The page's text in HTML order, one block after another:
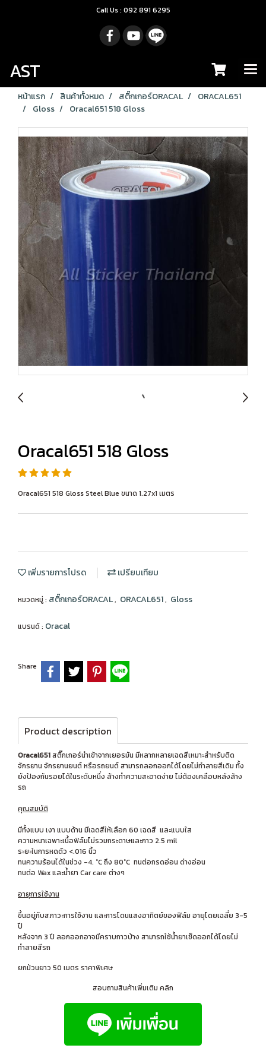
Call Us : 092 891 6295
AST
หน้าแรก สินค้าทั้งหมด สติ๊กเกอร์ORACAL
ORACAL651
Gloss
Oracal651 518 Gloss
Oracal651 518 Gloss
Oracal651 518 Gloss Steel Blue ขนาด 1.27x1 เมตร
เพิ่มรายการโปรด เปรียบเทียบ
หมวดหมู่ : สติ๊กเกอร์ORACAL, ORACAL651, Gloss
แบรนด์ : Oracal
Share
Product description
Oracal651สติ๊กเกอร์นำเข้าจากเยอรมัน มีหลากหลายเฉดสีเหมาะสำหรับติด
จักรยาน จักรยานยนต์ หรือรถยนต์ สามารถลอกออกได้โดยไม่ทำลายสีเดิม ทั้ง
ยังป้องกันรอยได้ในระดับหนึ่ง ล้างทำความสะอาดง่าย ไม่ต้องเคลือบหลังล้าง
รถ
คุณสมบัติ
มีทั้งแบบ เงา แบบด้าน มีเฉดสีให้เลือก 60 เฉดสี และแบบใส
ความหนาเฉพาะเนื้อฟิล์มไม่รวมกระดาษและกาว 2.5 mil
ระยะในการหดตัว <.016 นิ้ว
ทนความร้อนได้ในช่วง -4. °C ถึง 80°C ทนต่อกรดอ่อน ด่างอ่อน
ทนต่อ Wax และน้ำยา Car care ต่างๆ
อายุการใช้งาน
ขึ้นอยู่กับสภาวะการใช้งาน และการโดนแสงอาทิตย์ของฟิล์ม อายุโดยเฉลี่ย 3-5
ปี
หลังจาก 3 ปี ลอกออกอาจมีคราบกาวบ้าง สามารถใช้น้ำยาเช็ดออกได้โดยไม่
ทำลายสีรถ
ยกม้วนยาว 50 เมตร ราคาพิเศษ
สอบถามสินค้าเพิ่มเติม คลิก